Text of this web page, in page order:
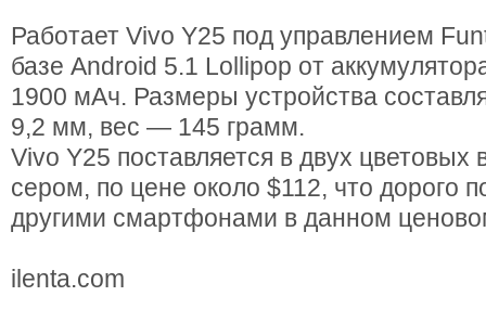
Работает Vivo Y25 под управлением
базе Android 5.1 Lollipop от
1900 мАч. Размеры устройства
9,2 мм, вес — 145 грамм.
Vivo Y25 поставляется в двух цветовых
сером, по цене около $112, что дорого
другими смартфонами в данном
ilenta.com